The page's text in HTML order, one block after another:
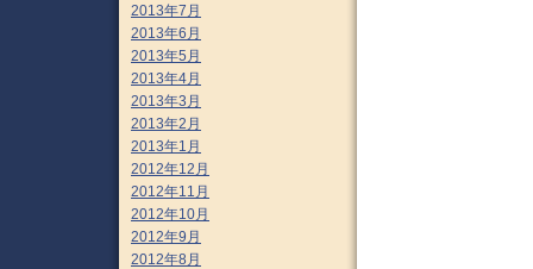
2013年7月
2013年6月
2013年5月
2013年4月
2013年3月
2013年2月
2013年1月
2012年12月
2012年11月
2012年10月
2012年9月
2012年8月